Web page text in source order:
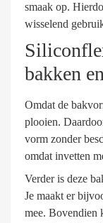
smaak op.
wisselend
bakken
Omdat de
plooien.
vorm zonder
omdat invetten
Verder is deze
Je maakt er
mee. Bovendien